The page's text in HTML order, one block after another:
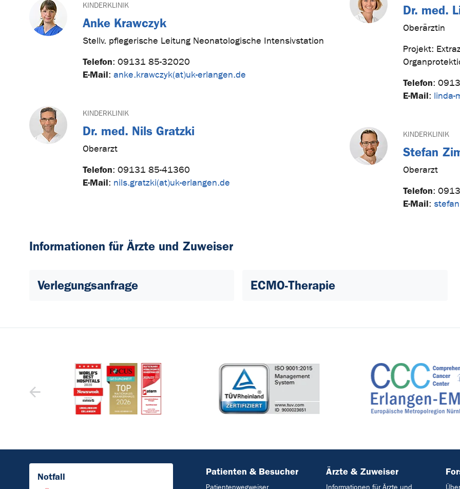
KINDERKLINIK
Anke Krawczyk
Stellv. pflegerische Leitung Neonatologische Intensivstation
Telefon: 09131 85-32020
E-Mail: anke.krawczyk(at)uk-erlangen.de
KINDERKLINIK
Dr. med. Nils Gratzki
Oberarzt
Telefon: 09131 85-41360
E-Mail: nils.gratzki(at)uk-erlangen.de
Dr. med.
Oberärztin
Projekt:
Telefon:
E-Mail: linda-
KINDERKLINIK
Stefan
Oberarzt
Telefon:
E-Mail:
Informationen für Ärzte und Zuweiser
Verlegungsanfrage ECMO-Therapie
Notfall Patienten & Besucher
Patientenwegweiser
Ärzte & Zuweiser
Informationen für Ärzte und